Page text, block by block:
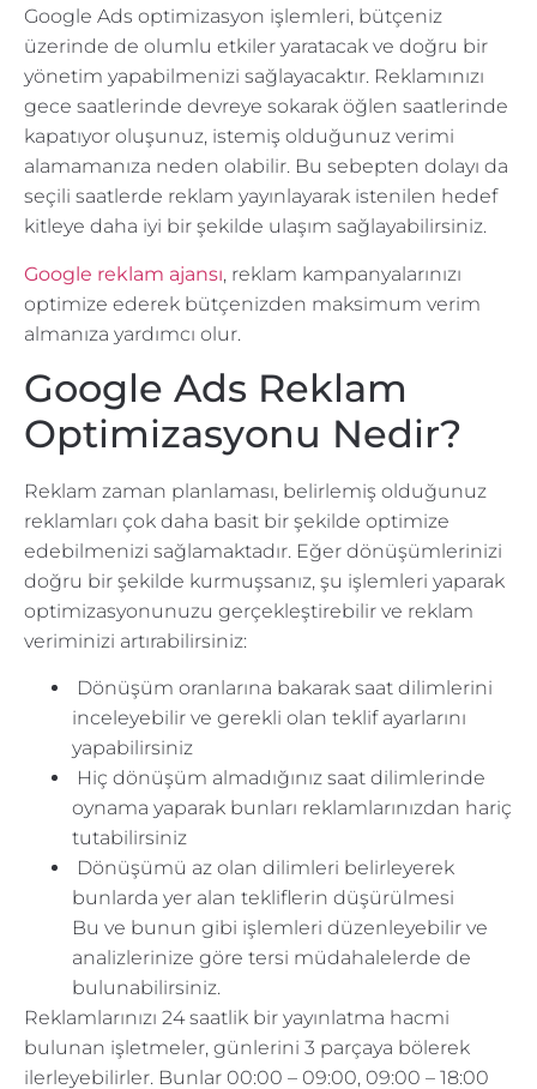
Google Ads optimizasyon işlemleri, bütçeniz
üzerinde de olumlu etkiler yaratacak ve doğru bir
yönetim yapabilmenizi sağlayacaktır. Reklamınızı
gece saatlerinde devreye sokarak öğlen saatlerinde
kapatıyor oluşunuz, istemiş olduğunuz verimi
alamamanıza neden olabilir. Bu sebepten dolayı da
seçili saatlerde reklam yayınlayarak istenilen hedef
kitleye daha iyi bir şekilde ulaşım sağlayabilirsiniz.
Google reklam ajansı, reklam kampanyalarınızı
optimize ederek bütçenizden maksimum verim
almanıza yardımcı olur.
Google Ads Reklam
Optimizasyonu Nedir?
Reklam zaman planlaması, belirlemiş olduğunuz
reklamları çok daha basit bir şekilde optimize
edebilmenizi sağlamaktadır. Eğer dönüşümlerinizi
doğru bir şekilde kurmuşsanız, şu işlemleri yaparak
optimizasyonunuzu gerçekleştirebilir ve reklam
veriminizi artırabilirsiniz:
Dönüşüm oranlarına bakarak saat dilimlerini
inceleyebilir ve gerekli olan teklif ayarlarını
yapabilirsiniz
Hiç dönüşüm almadığınız saat dilimlerinde
oynama yaparak bunları reklamlarınızdan hariç
tutabilirsiniz
Dönüşümü az olan dilimleri belirleyerek
bunlarda yer alan tekliflerin düşürülmesi
Bu ve bunun gibi işlemleri düzenleyebilir ve
analizlerinize göre tersi müdahalelerde de
bulunabilirsiniz.
Reklamlarınızı 24 saatlik bir yayınlatma hacmi
bulunan işletmeler, günlerini 3 parçaya bölerek
ilerleyebilirler. Bunlar 00:00 – 09:00, 09:00 – 18:00